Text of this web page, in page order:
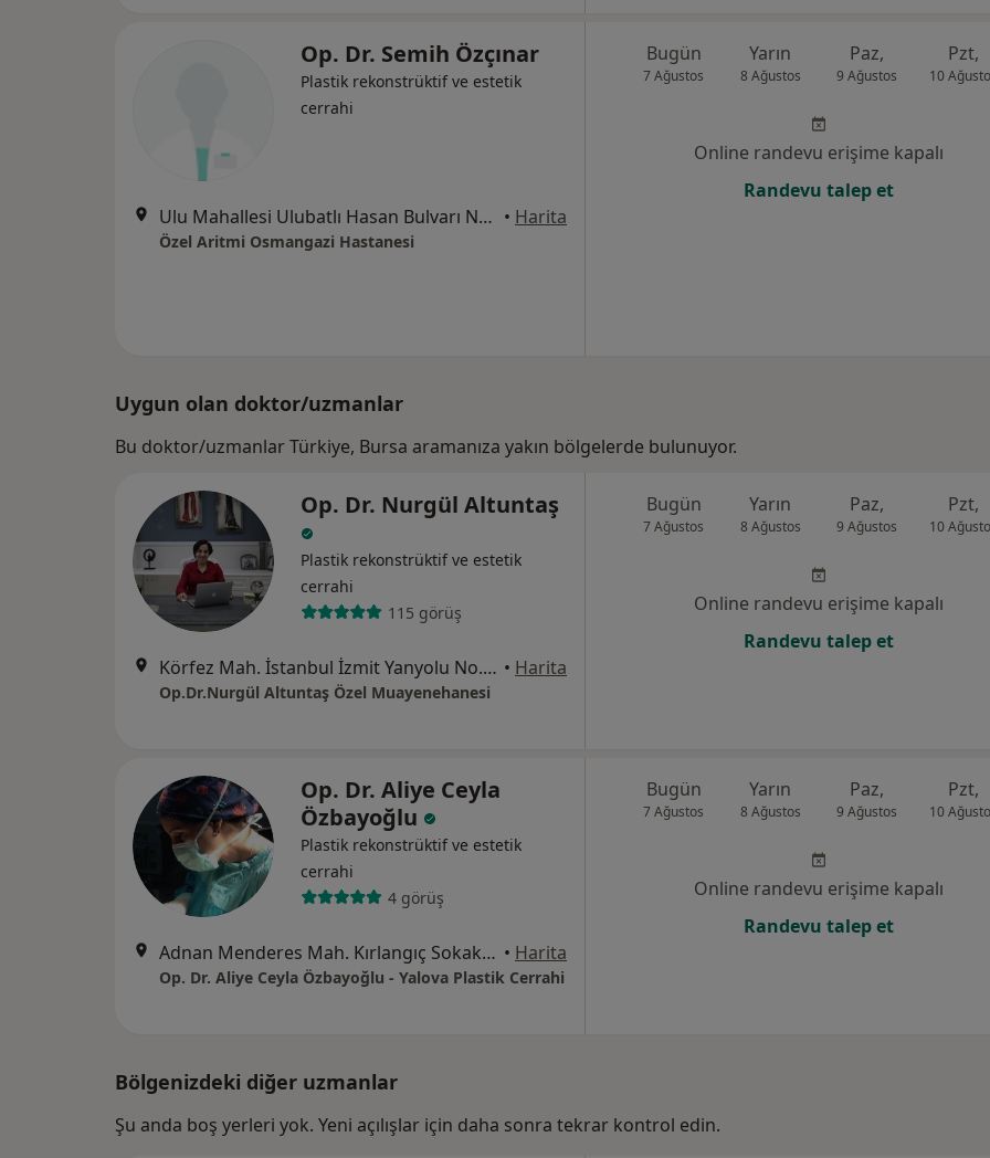
Op. Dr. Semih Özçınar
Plastik rekonstrüktif ve estetik
cerrahi
Ulu Mahallesi Ulubatlı Hasan Bulvarı No:48-62, Osmangazi • Harita
Özel Aritmi Osmangazi Hastanesi
Bugün
7 Ağustos
Yarın
8 Ağustos
Paz,
9 Ağustos
Pzt,
10
Online randevu erişime kapalı
Randevu talep et
Uygun olan doktor/uzmanlar
Bu doktor/uzmanlar Türkiye, Bursa aramanıza yakın bölgelerde bulunuyor.
Op. Dr. Nurgül Altuntaş
Plastik rekonstrüktif ve estetik
cerrahi
115 görüş
Körfez Mah. İstanbul İzmit Yanyolu No.125 Kat:2, Kocaeli • Harita
Op.Dr.Nurgül Altuntaş Özel Muayenehanesi
Bugün
7 Ağustos
Yarın
8 Ağustos
Paz,
9 Ağustos
Pzt,
10
Online randevu erişime kapalı
Randevu talep et
Op. Dr. Aliye Ceyla
Özbayoğlu
Plastik rekonstrüktif ve estetik
cerrahi
4 görüş
Adnan Menderes Mah. Kırlangıç Sokak No: 4B MERKEZ/YALOVA, Yalova • Harita
Op. Dr. Aliye Ceyla Özbayoğlu - Yalova Plastik Cerrahi
Bugün
7 Ağustos
Yarın
8 Ağustos
Paz,
9 Ağustos
Pzt,
10
Online randevu erişime kapalı
Randevu talep et
Bölgenizdeki diğer uzmanlar
Şu anda boş yerleri yok. Yeni açılışlar için daha sonra tekrar kontrol edin.